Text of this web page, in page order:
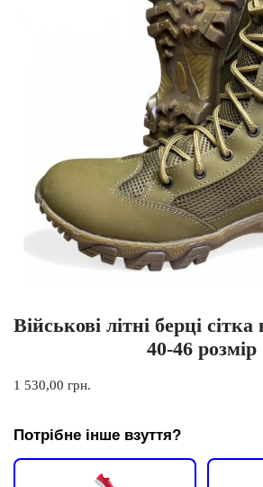
Військові літні берці сітка
40-46 розмір
1 530,00 грн.
Потрібне інше взуття?